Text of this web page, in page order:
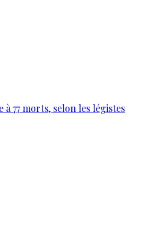
77 morts, selon les légistes